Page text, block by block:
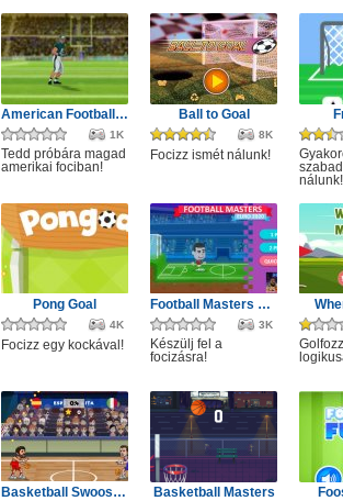
American Football Challenge
1K
Tedd próbára magad
amerikai fociban!
Ball to Goal
8K
Focizz ismét nálunk!
nálunk!
Pong Goal
4K
Focizz egy kockával!
Football Masters 2020
3K
Készülj fel a
focizásra!
Basketball Swooshes Basketball Masters